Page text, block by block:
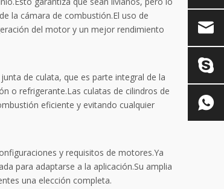
la cámara de combustión.El uso de
del motor y un mejor rendimiento
de culata, que es parte integral de la
o refrigerante.Las culatas de cilindros de
eficiente y evitando cualquier
y requisitos de motores.Ya
para adaptarse a la aplicación.Su amplia
una elección completa.